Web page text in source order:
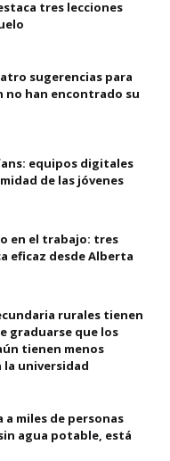
tres lecciones
sugerencias para
no han encontrado su
equipos digitales
de las jóvenes
en el trabajo: tres
eficaz desde Alberta
rurales tienen
graduarse que los
tienen menos
la universidad
a miles de personas
agua potable, está